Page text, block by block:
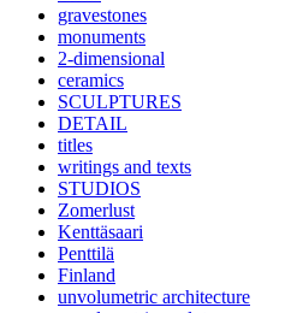
gravestones
monuments
2-dimensional
ceramics
SCULPTURES
DETAIL
titles
writings and texts
STUDIOS
Zomerlust
Kenttäsaari
Penttilä
Finland
unvolumetric architecture